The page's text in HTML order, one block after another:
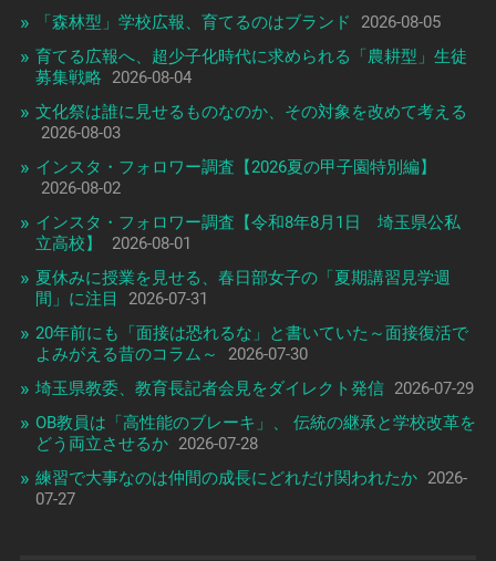
「森林型」学校広報、育てるのはブランド
2026-08-05
育てる広報へ、超少子化時代に求められる「農耕型」生徒
募集戦略
2026-08-04
文化祭は誰に見せるものなのか、その対象を改めて考える
2026-08-03
インスタ・フォロワー調査【2026夏の甲子園特別編】
2026-08-02
インスタ・フォロワー調査【令和8年8月1日 埼玉県公私
立高校】
2026-08-01
夏休みに授業を見せる、春日部女子の「夏期講習見学週
間」に注目
2026-07-31
20年前にも「面接は恐れるな」と書いていた～面接復活で
よみがえる昔のコラム～
2026-07-30
埼玉県教委、教育長記者会見をダイレクト発信 2026-07-29
OB教員は「高性能のブレーキ」、 伝統の継承と学校改革を
どう両立させるか 2026-07-28
練習で大事なのは仲間の成長にどれだけ関われたか 2026-
07-27